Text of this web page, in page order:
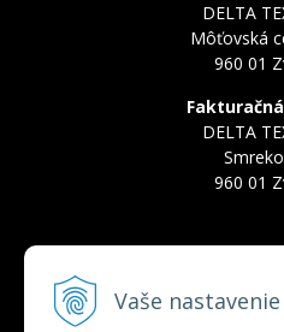
Vaše
DELTA
Môťovská
960 01
DELTA
960 01
Tel.:+421